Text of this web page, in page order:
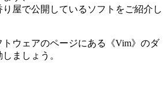
屋で公開しているソフトをご紹介し
ウェアのページにある《Vim》のダ
ましょう。